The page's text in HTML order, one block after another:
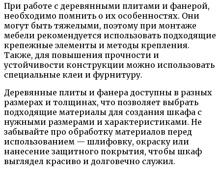
При работе с деревянными плитами и фанерой,
необходимо помнить о их особенностях. Они
могут быть тяжелыми, поэтому при монтаже
мебели рекомендуется использовать подходящие
крепежные элементы и методы крепления.
Также, для повышения прочности и
устойчивости конструкции можно использовать
специальные клеи и фурнитуру.
Деревянные плиты и фанера доступны в разных
размерах и толщинах, что позволяет выбрать
подходящие материалы для создания шкафа с
нужными размерами и характеристиками. Не
забывайте про обработку материалов перед
использованием — шлифовку, окраску или
нанесение защитного покрытия, чтобы шкаф
выглядел красиво и долговечно служил.